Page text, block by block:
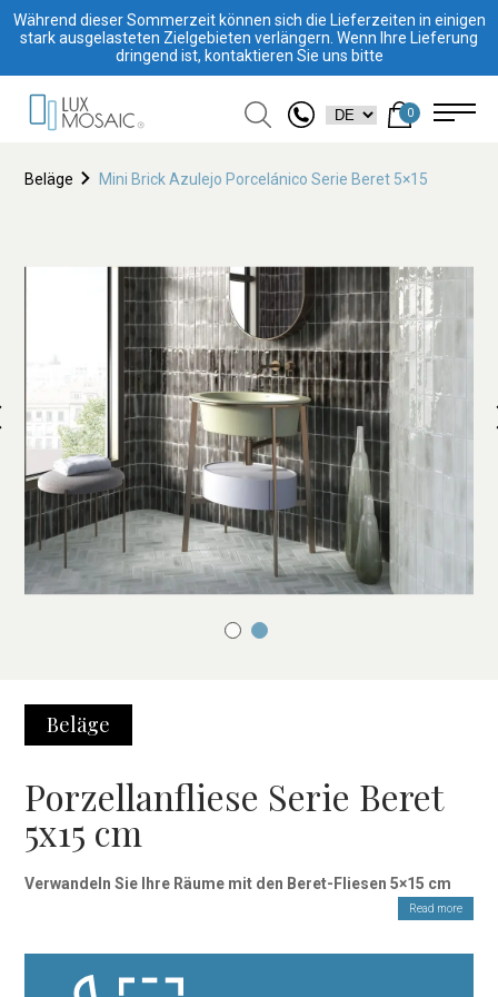
Während dieser Sommerzeit können sich die Lieferzeiten in einigen
stark ausgelasteten Zielgebieten verlängern. Wenn Ihre Lieferung
dringend ist, kontaktieren Sie uns bitte
0
Beläge Mini Brick Azulejo Porcelánico Serie Beret 5×15
Beläge
Porzellanfliese Serie Beret
5x15 cm
Verwandeln Sie Ihre Räume mit den Beret-Fliesen 5×15 cm
sind die Beret-Fliesen 5×15 cm die perfekte Wahl. Sie bieten nicht
nur ein elegantes und zeitloses Design, sondern auch eine
Read more